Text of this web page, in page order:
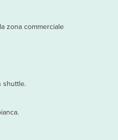
zona commerciale
shuttle.